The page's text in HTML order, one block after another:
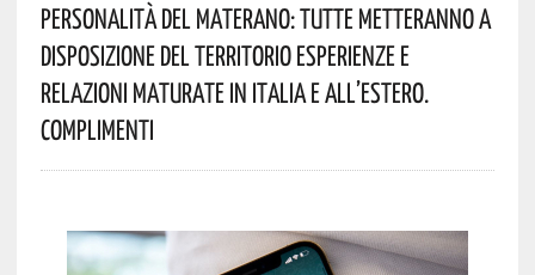
Personalità Del Materano: Tutte Metteranno A
Disposizione Del Territorio Esperienze E
Relazioni Maturate In Italia E All’estero.
Complimenti